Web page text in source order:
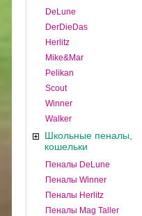
DeLune
DerDieDas
Herlitz
Mike&Mar
Pelikan
Scout
Winner
Walker
Школьные пеналы,
кошельки
Пеналы DeLune
Пеналы Winner
Пеналы Herlitz
Пеналы Mag Taller